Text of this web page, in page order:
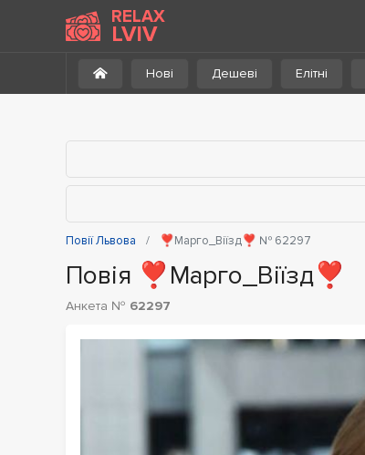
RELAX
LVIV
Нові Дешеві Елітні
Повії Львова ❣️Марго_Віїзд❣️ № 62297
Повія ❣️Марго_Віїзд❣️
Анкета № 62297